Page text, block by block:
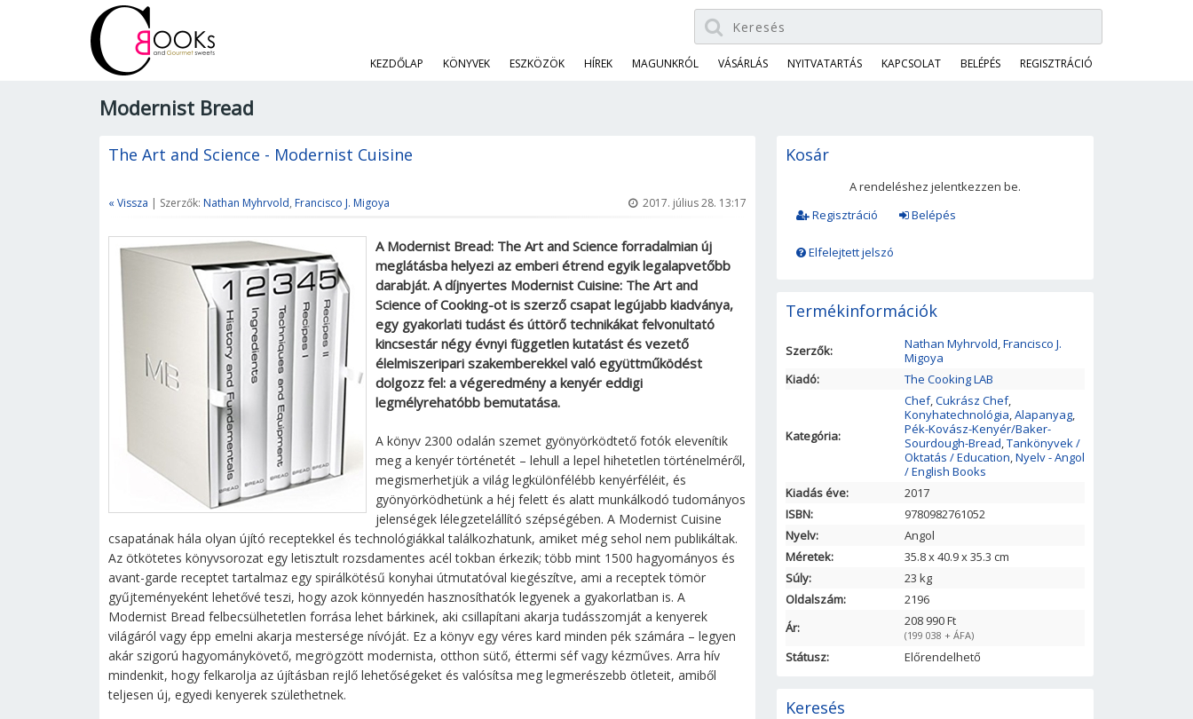
KEZDŐLAP KÖNYVEK ESZKÖZÖK HÍREK MAGUNKRÓL VÁSÁRLÁS NYITVATARTÁS KAPCSOLAT BELÉPÉS REGISZTRÁCIÓ
Modernist Bread
The Art and Science - Modernist Cuisine
« Vissza | Szerzők: Nathan Myhrvold, Francisco J. Migoya 2017. július 28. 13:17
A Modernist Bread: The Art and Science forradalmian új
meglátásba helyezi az emberi étrend egyik legalapvetőbb
darabját. A díjnyertes Modernist Cuisine: The Art and
Science of Cooking-ot is szerző csapat legújabb kiadványa,
egy gyakorlati tudást és úttörő technikákat felvonultató
kincsestár négy évnyi független kutatást és vezető
élelmiszeripari szakemberekkel való együttműködést
dolgozz fel: a végeredmény a kenyér eddigi
legmélyrehatóbb bemutatása.
A könyv 2300 odalán szemet gyönyörködtető fotók elevenítik
meg a kenyér történetét – lehull a lepel hihetetlen történelméről,
megismerhetjük a világ legkülönfélébb kenyérféléit, és
gyönyörködhetünk a héj felett és alatt munkálkodó tudományos
jelenségek lélegzetelállító szépségében. A Modernist Cuisine
csapatának hála olyan újító receptekkel és technológiákkal találkozhatunk, amiket még sehol nem publikáltak.
Az ötkötetes könyvsorozat egy letisztult rozsdamentes acél tokban érkezik; több mint 1500 hagyományos és
avant-garde receptet tartalmaz egy spirálkötésű konyhai útmutatóval kiegészítve, ami a receptek tömör
gyűjteményeként lehetővé teszi, hogy azok könnyedén hasznosíthatók legyenek a gyakorlatban is. A
Modernist Bread felbecsülhetetlen forrása lehet bárkinek, aki csillapítani akarja tudásszomját a kenyerek
világáról vagy épp emelni akarja mestersége nívóját. Ez a könyv egy véres kard minden pék számára – legyen
akár szigorú hagyománykövető, megrögzött modernista, otthon sütő, éttermi séf vagy kézműves. Arra hív
mindenkit, hogy felkarolja az újításban rejlő lehetőségeket és valósítsa meg legmerészebb ötleteit, amiből
teljesen új, egyedi kenyerek születhetnek.
Kosár
A rendeléshez jelentkezzen be.
Regisztráció
Belépés
Elfelejtett jelszó
Termékinformációk
Szerzők: Nathan Myhrvold,Francisco J.
Migoya
Kiadó:
The Cooking LAB
Kategória:
Chef,Cukrász Chef,
Konyhatechnológia,Alapanyag,
Pék-Kovász-Kenyér/Baker-
Sourdough-Bread,Tankönyvek /
Oktatás / Education,Nyelv - Angol
/ English Books
Kiadás éve:
2017
ISBN:
9780982761052
Nyelv:
Angol
Méretek:
35.8x40.9x35.3 cm
Súly:
23 kg
Oldalszám:
2196
Ár:
208 990 Ft
(199 038 + ÁFA)
Státusz: Előrendelhető
Keresés